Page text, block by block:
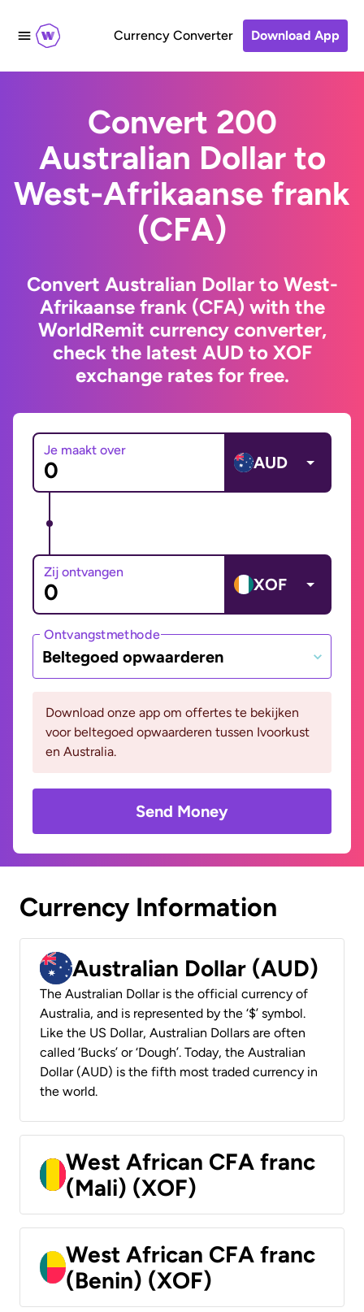
Currency Converter Download App
Convert 200
Australian Dollar to
West-Afrikaanse frank
(CFA)
Convert Australian Dollar to West-
Afrikaanse frank (CFA) with the
WorldRemit currency converter,
check the latest AUD to XOF
exchange rates for free.
Je maakt over
AUD
Zij ontvangen
XOF
Ontvangstmethode
Beltegoed opwaarderen
Download onze app om offertes te bekijken
voor beltegoed opwaarderen tussen Ivoorkust
en Australia.
Send Money
Currency Information
Australian Dollar (AUD)
The Australian Dollar is the official currency of
Australia, and is represented by the ‘$’ symbol.
Like the US Dollar, Australian Dollars are often
called ‘Bucks’ or ‘Dough’. Today, the Australian
Dollar (AUD) is the fifth most traded currency in
the world.
West African CFA franc
(Mali) (XOF)
West African CFA franc
(Benin) (XOF)